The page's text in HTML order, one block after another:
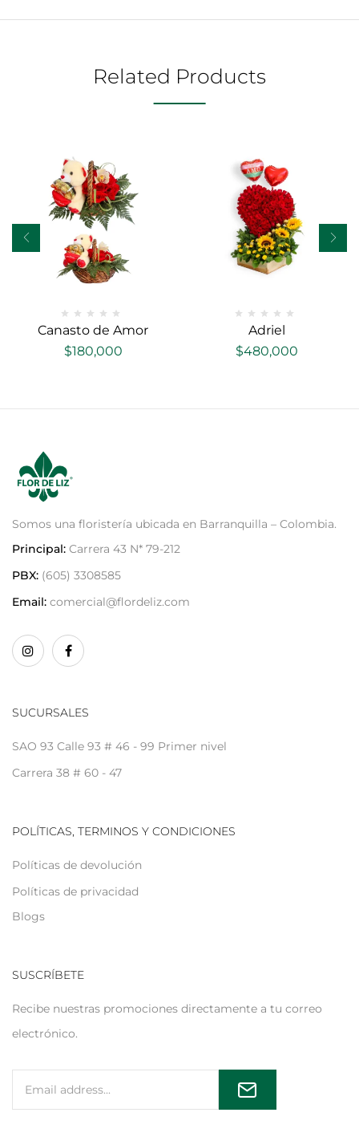
Related Products
Canasto de Amor
$180,000
Adriel
$480,000
Somos una floristería ubicada en Barranquilla – Colombia.
Principal: Carrera 43 N* 79-212
PBX: (605) 3308585
Email: comercial@flordeliz.com
SUCURSALES
SAO 93 Calle 93 # 46 - 99 Primer nivel
Carrera 38 # 60 - 47
POLÍTICAS, TERMINOS Y CONDICIONES
Políticas de devolución
Políticas de privacidad
Blogs
SUSCRÍBETE
Recibe nuestras promociones directamente a tu correo
electrónico.